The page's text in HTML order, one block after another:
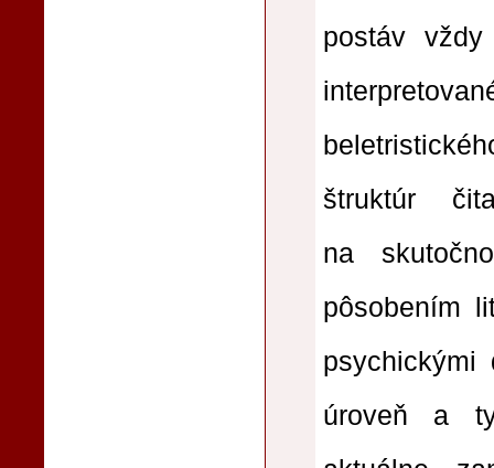
postáv
štruktúr
na
pôsobením
psychickými
úroveň a